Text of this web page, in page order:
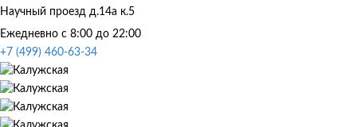
Научный проезд д.14а к.5
Ежедневно с 8:00 до 22:00
+7 (499) 460-63-34